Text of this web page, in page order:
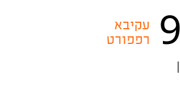
9
עקיבא
רפפורט